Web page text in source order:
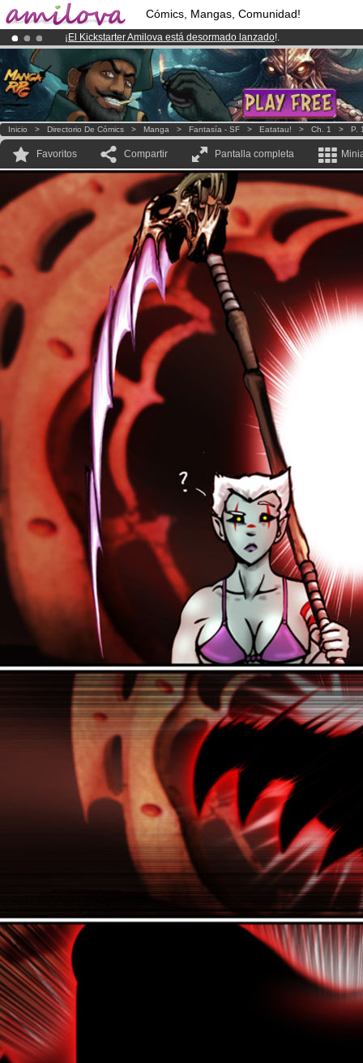
Cómics, Mangas, Comunidad!
¡ El Kickstarter Amilova está desormado lanzado!.
¡Ya tenemos 100000miembrosy 1000Cómics y Mangas!.
¡Conviertete en Premium por3.95 euros al mes!Hazte Premium ya
Inicio > Directorio De Cómics > Manga > Fantasía - SF > Eatatau! > Ch. 1 > P.
Favoritos Compartir Pantalla completa